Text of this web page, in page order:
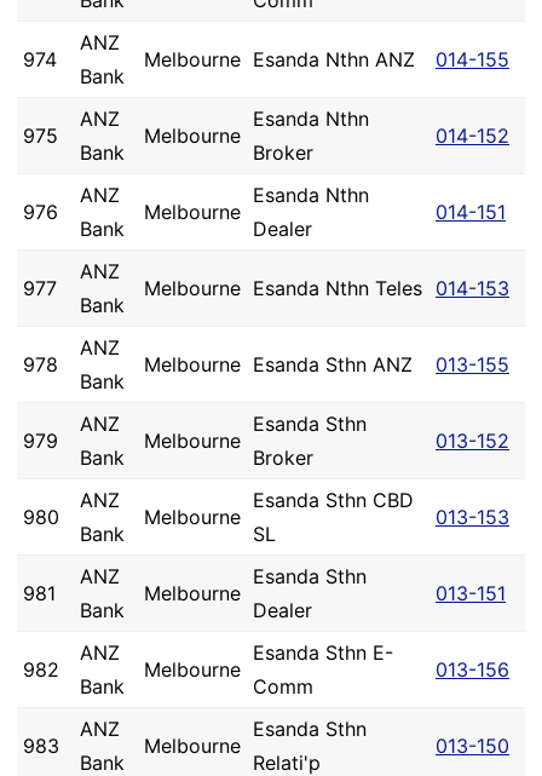
974
ANZ
Bank
Melbourne Esanda Nthn ANZ 014-155
975
ANZ
Bank
Melbourne
Esanda Nthn
Broker
014-152
976
ANZ
Bank
Melbourne
Esanda Nthn
Dealer
014-151
977
ANZ
Bank
Melbourne Esanda Nthn Teles 014-153
978
ANZ
Bank
Melbourne Esanda Sthn ANZ 013-155
979
ANZ
Bank
Melbourne
Esanda Sthn
Broker
013-152
980
ANZ
Bank
Melbourne
Esanda Sthn CBD
SL
013-153
981
ANZ
Bank
Melbourne
Esanda Sthn
Dealer
013-151
982
ANZ
Bank
Melbourne
Esanda Sthn E-
Comm
013-156
983
ANZ
Bank
Melbourne
Esanda Sthn
Relati'p
013-150